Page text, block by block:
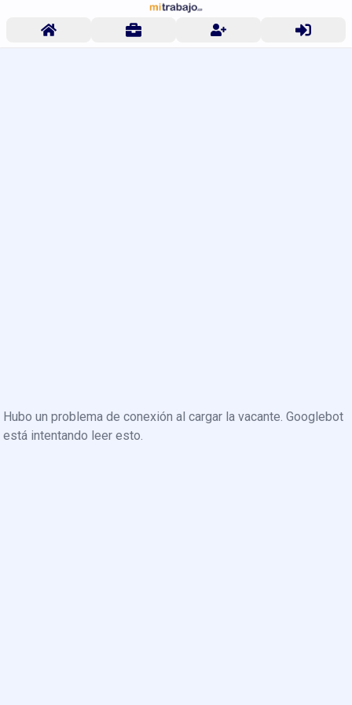
Hubo un problema de conexión al cargar la vacante. Googlebot
está intentando leer esto.